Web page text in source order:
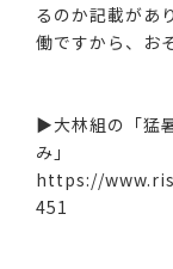
るのか記載があ
働ですから、お
▶大林組の「猛
み」
https://
451